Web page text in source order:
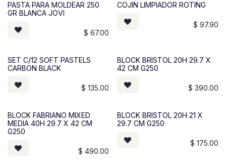
PASTA PARA MOLDEAR 250
GR BLANCA JOVI
$ 67.00
COJIN LIMPIADOR ROTING
$ 97.90
SET C/12 SOFT PASTELS
CARBON BLACK
$ 135.00
BLOCK BRISTOL 20H 29.7 X
42 CM G250
$ 390.00
BLOCK FABRIANO MIXED
MEDIA 40H 29.7 X 42 CM
G250
$ 490.00
BLOCK BRISTOL 20H 21 X
29.7 CM G250
$ 175.00